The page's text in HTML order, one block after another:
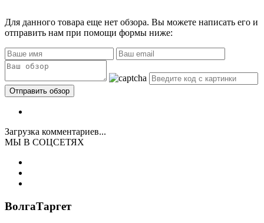
Для данного товара еще нет обзора. Вы можете написать его и
отправить нам при помощи формы ниже:
Загрузка комментариев...
МЫ В СОЦСЕТЯХ
ВолгаТаргет